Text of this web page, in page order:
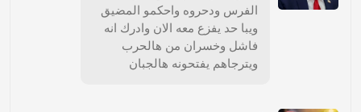
الفرس ودحروه واحكمو المضيق
ويبا حد يفزع معه الان وادرك انه
فاشل وخسران من هالحرب
ويترجاهم يفتحونه هالجبان